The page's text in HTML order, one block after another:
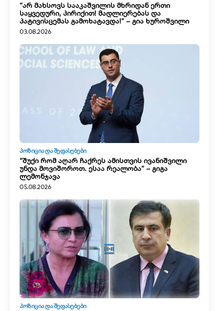
“არ მახსოვს სააკაშვილის მხრიდან ერთი
საყვედური, პირიქით! მადლიერებას და
პატივისცემას გამოხატავდა!” – გია ხუროშვილი
03.08.2026
ᲞᲝᲖᲘᲪᲘᲐ ᲓᲐ ᲨᲔᲤᲐᲡᲔᲑᲔᲑᲘ
“შუქი რომ აღარ ჩაქრეს ამისთვის ივანიშვილი
უნდა მოვიშოროთ. ესაა რეალობა” – გიგა
ლემონჯავა
05.08.2026
ᲞᲝᲖᲘᲪᲘᲐ ᲓᲐ ᲨᲔᲤᲐᲡᲔᲑᲔᲑᲘ